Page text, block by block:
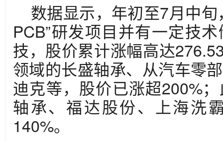
数据显示，年初至7月中
PCB”研发项目并有一定技
技，股价累计涨幅高达
领域的长盛轴承、从汽车零
迪克等，股价已涨超200%
轴承、福达股份、上海洗
140%。